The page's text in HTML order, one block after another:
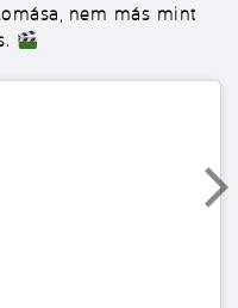
nem más mint